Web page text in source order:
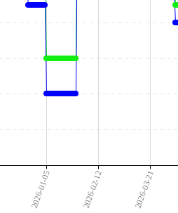
2026-01-05 2026-02-12 2026-03-21